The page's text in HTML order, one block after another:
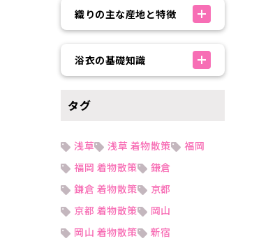
織りの主な産地と特徴
浴衣の基礎知識
タグ
浅草 浅草 着物散策
福岡
福岡 着物散策
鎌倉
鎌倉 着物散策
京都
京都 着物散策
岡山
岡山 着物散策
新宿